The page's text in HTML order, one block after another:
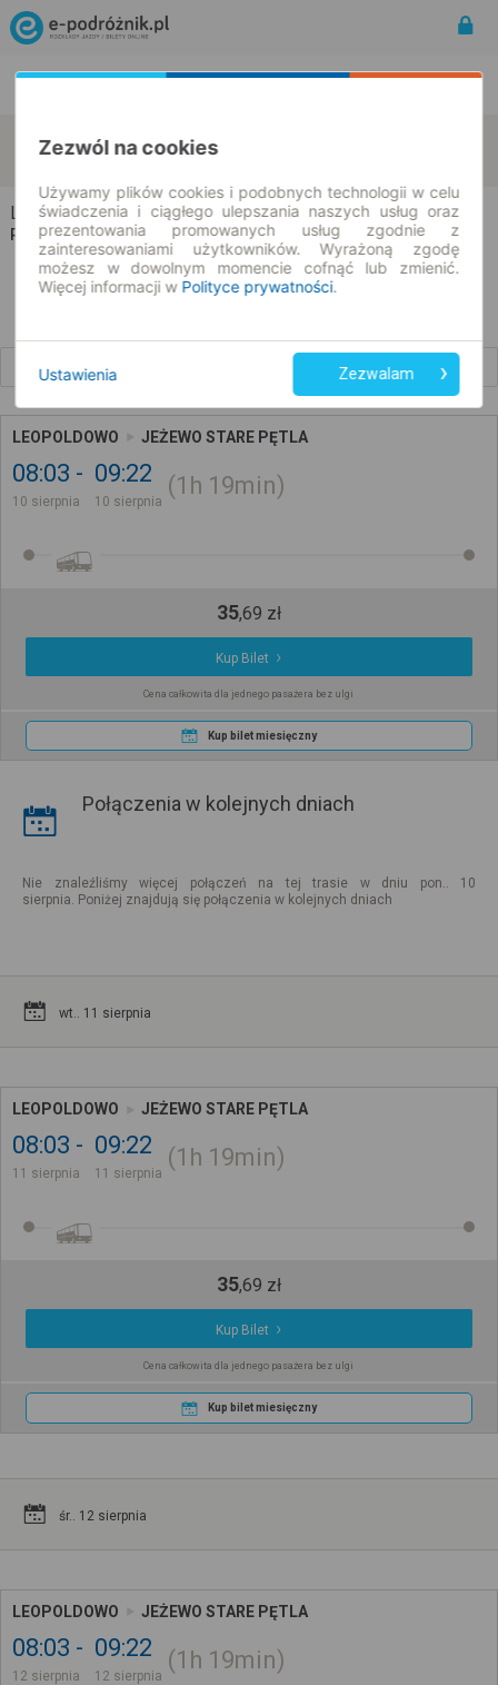
Leopoldowo
Jeżewo Stare
Leopoldowo → Jeżewo Stare
Rozkład jazdy i bilety
LEOPOLDOWO JEŻEWO STARE PĘTLA
08:03
10 sierpnia
09:22
10 sierpnia
1h 19min
35,69 zł
Kup Bilet
Cena całkowita dla jednego pasażera bez ulgi
Kup bilet miesięczny
Połączenia w kolejnych dniach
Nie znaleźliśmy więcej połączeń na tej trasie w dniu pon.. 10
sierpnia. Poniżej znajdują się połączenia w kolejnych dniach
wt.. 11 sierpnia
LEOPOLDOWO JEŻEWO STARE PĘTLA
08:03
11 sierpnia
09:22
11 sierpnia
1h 19min
35,69 zł
Kup Bilet
Cena całkowita dla jednego pasażera bez ulgi
Kup bilet miesięczny
śr.. 12 sierpnia
LEOPOLDOWO JEŻEWO STARE PĘTLA
08:03
12 sierpnia
09:22
12 sierpnia
1h 19min
Zezwól na cookies
Używamy plików cookies i podobnych technologii w celu
świadczenia i ciągłego ulepszania naszych usług oraz
prezentowania promowanych usług zgodnie z
zainteresowaniami użytkowników. Wyrażoną zgodę
możesz w dowolnym momencie cofnąć lub zmienić.
Więcej informacji w Polityce prywatności.
Ustawienia Zezwalam